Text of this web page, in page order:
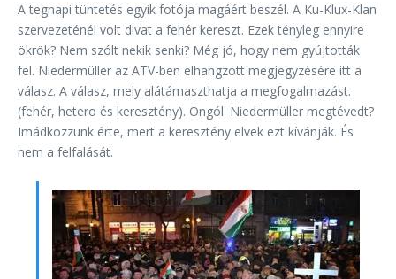
A tegnapi tüntetés egyik fotója magáért beszél. A Ku-Klux-Klan
szervezeténél volt divat a fehér kereszt. Ezek tényleg ennyire
ökrök? Nem szólt nekik senki? Még jó, hogy nem gyújtották
fel. Niedermüller az ATV-ben elhangzott megjegyzésére itt a
válasz. A válasz, mely alátámaszthatja a megfogalmazást.
(fehér, hetero és keresztény). Öngól. Niedermüller megtévedt?
Imádkozzunk érte, mert a keresztény elvek ezt kívánják. És
nem a felfalását.